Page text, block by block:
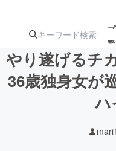
注目
やり遂げるチ
36歳独身女が
ハ